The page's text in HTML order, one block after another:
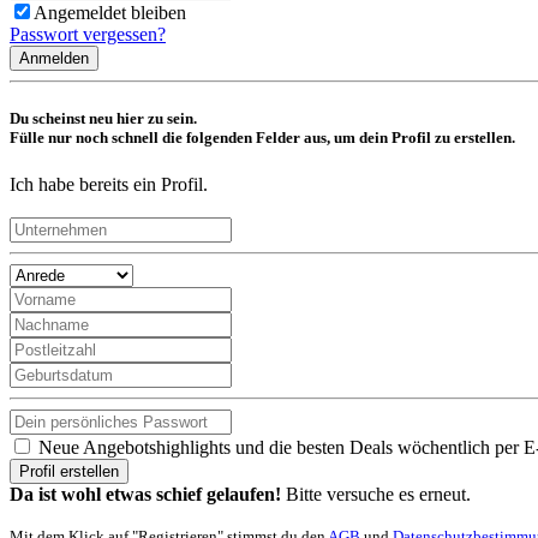
Angemeldet bleiben
Passwort vergessen?
Anmelden
Du scheinst neu hier zu sein.
Fülle nur noch schnell die folgenden Felder aus, um dein Profil zu erstellen.
Ich habe bereits ein Profil.
Neue Angebotshighlights und die besten Deals wöchentlich per
Profil erstellen
Da ist wohl etwas schief gelaufen! Bitte versuche es erneut.